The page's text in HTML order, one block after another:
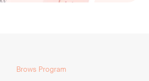
Brows Program